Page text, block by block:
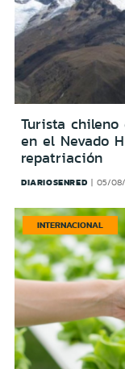
Turista chileno
en el Nevado
repatriación
DIARIOSENRED 05/08/
INTERNACIONAL